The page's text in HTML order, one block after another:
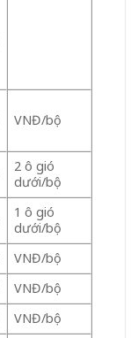
VNĐ/bộ
2 ô gió
dưới/bộ
1 ô gió
dưới/bộ
VNĐ/bộ
VNĐ/bộ
VNĐ/bộ